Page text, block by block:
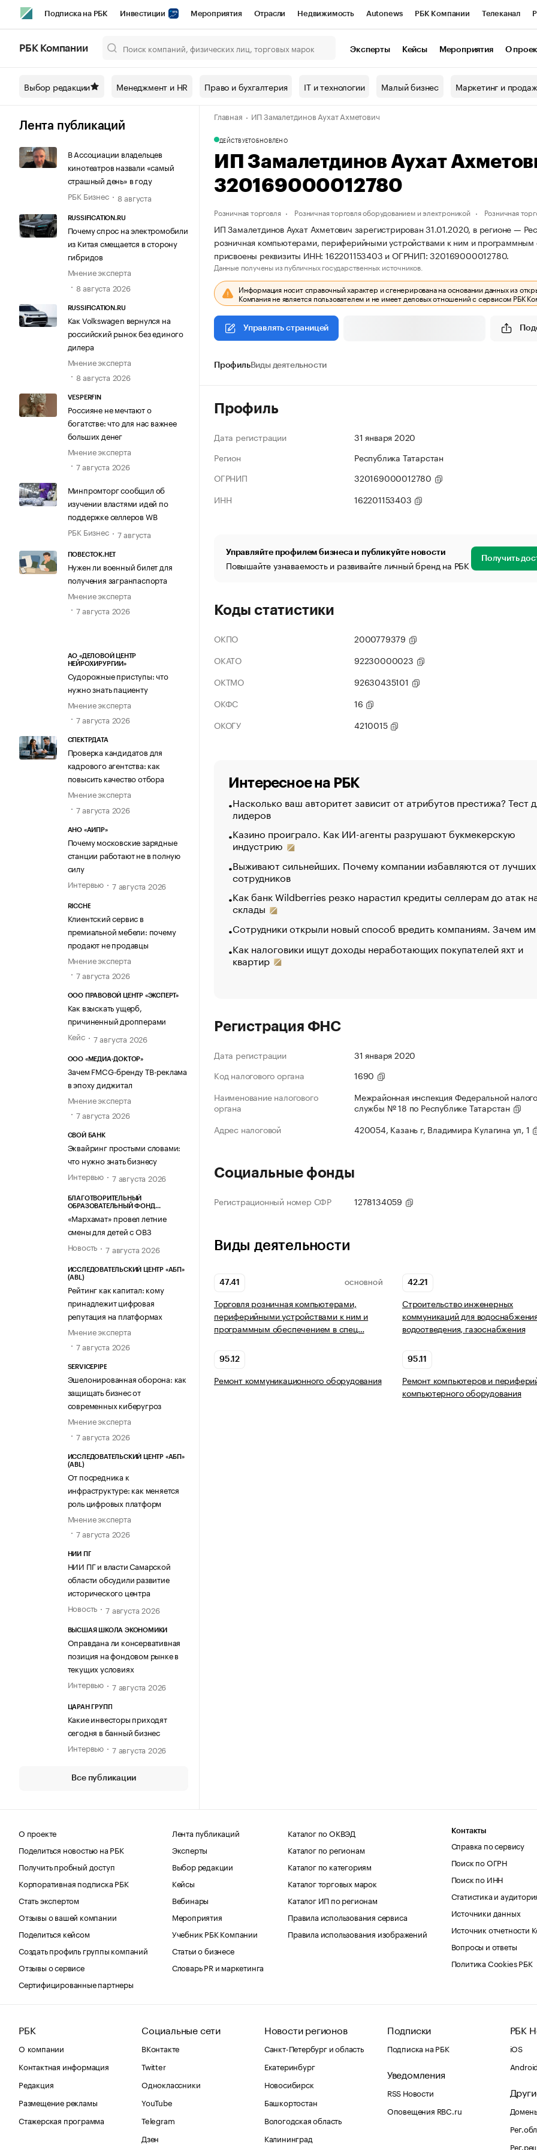
Подписка на РБК Инвестиции Мероприятия Отрасли Недвижимость Autonews РБК Компании Телеканал
Спецпроекты СПб Конференции СПб Спецпроекты Проверка контрагентов
Технологии и медиа Рынок наличной валюты
РБК Компании Эксперты Кейсы Мероприятия О
Выбор редакции Менеджмент и HR Право и бухгалтерия IT и технологии Малый бизнес Маркетинг и
Лента публикаций
В Ассоциации владельцев
кинотеатров назвали «самый
страшный день» в году
РБК Бизнес
8 августа
RUSSIFICATION.RU
Почему спрос на электромобили
из Китая смещается в сторону
гибридов
Мнение эксперта
8 августа 2026
RUSSIFICATION.RU
Как Volkswagen вернулся на
российский рынок без единого
дилера
Мнение эксперта
8 августа 2026
VESPERFIN
Россияне не мечтают о
богатстве: что для нас важнее
больших денег
Мнение эксперта
7 августа 2026
Минпромторг сообщил об
изучении властями идей по
поддержке селлеров WB
РБК Бизнес
7 августа
ПОВЕСТОК.НЕТ
Нужен ли военный билет для
получения загранпаспорта
Мнение эксперта
7 августа 2026
АО «ДЕЛОВОЙ ЦЕНТР
НЕЙРОХИРУРГИИ»
Судорожные приступы: что
нужно знать пациенту
Мнение эксперта
7 августа 2026
СПЕКТРДАТА
Проверка кандидатов для
кадрового агентства: как
повысить качество отбора
Мнение эксперта
7 августа 2026
АНО «АИПР»
Почему московские зарядные
станции работают не в полную
силу
Интервью
7 августа 2026
RICCHE
Клиентский сервис в
премиальной мебели: почему
продают не продавцы
Мнение эксперта
7 августа 2026
ООО ПРАВОВОЙ ЦЕНТР «ЭКСПЕРТ»
Как взыскать ущерб,
причиненный дропперами
Кейс
7 августа 2026
ООО «МЕДИА-ДОКТОР»
Зачем FMCG-бренду ТВ-реклама
в эпоху диджитал
Мнение эксперта
7 августа 2026
СВОЙ БАНК
Эквайринг простыми словами:
что нужно знать бизнесу
Интервью
7 августа 2026
БЛАГОТВОРИТЕЛЬНЫЙ
ОБРАЗОВАТЕЛЬНЫЙ ФОНД
«Мархамат» провел летние
смены для детей с ОВЗ
Новость
7 августа 2026
ИССЛЕДОВАТЕЛЬСКИЙ ЦЕНТР «АБП»
(ABL)
Рейтинг как капитал: кому
принадлежит цифровая
репутация на платформах
Мнение эксперта
7 августа 2026
SERVICEPIPE
Эшелонированная оборона: как
защищать бизнес от
современных киберугроз
Мнение эксперта
7 августа 2026
ИССЛЕДОВАТЕЛЬСКИЙ ЦЕНТР «АБП»
(ABL)
От посредника к
инфраструктуре: как меняется
роль цифровых платформ
Мнение эксперта
7 августа 2026
НИИ ПГ
НИИ ПГ и власти Самарской
области обсудили развитие
исторического центра
Новость
7 августа 2026
ВЫСШАЯ ШКОЛА ЭКОНОМИКИ
Оправдана ли консервативная
позиция на фондовом рынке в
текущих условиях
Интервью
7 августа 2026
ЦАРАН ГРУПП
Какие инвесторы приходят
сегодня в банный бизнес
Интервью
7 августа 2026
Все публикации
Главная ИП Замалетдинов Аухат Ахметович
ДЕЙСТВУЕТОБНОВЛЕНО
ИП Замалетдинов Аухат
320169000012780
Розничная торговля Розничная торговля оборудованием и электроникой Розничная
ИП Замалетдинов Аухат Ахметович зарегистрирован 31.01.2020, в регионе —
розничная компьютерами, периферийными устройствами к ним и
присвоены реквизиты ИНН: 162201153403 и ОГРНИП: 320169000012780.
Данные получены из публичных государственных источников.
Информация носит справочный характер и сгенерирована на основании данных из
Компания не является пользователем и не имеет деловых отношений с сервисом РБК
Управлять страницей
ПрофильВиды деятельности
Профиль
Дата регистрации
31 января 2020
Регион
Республика Татарстан
ОГРНИП
320169000012780
ИНН
162201153403
Управляйте профилем бизнеса и публикуйте новости
Повышайте узнаваемость и развивайте личный бренд на РБК Получить
Коды статистики
ОКПО
2000779379
ОКАТО
92230000023
ОКТМО
92630435101
ОКФС
16
ОКОГУ
4210015
Интересное на РБК
Насколько ваш авторитет зависит от атрибутов престижа? Тест
лидеров
Казино проиграло. Как ИИ-агенты разрушают букмекерскую
индустрию
Выживают сильнейших. Почему компании избавляются от лучших
сотрудников
Как банк Wildberries резко нарастил кредиты селлерам до атак
склады
Сотрудники открыли новый способ вредить компаниям. Зачем
Как налоговики ищут доходы неработающих покупателей яхт и
квартир
Регистрация ФНС
Дата регистрации
31 января 2020
Код налогового органа
1690
Наименование налогового
органа
Межрайонная инспекция Федеральной
службы № 18 по Республике Татарстан
Адрес налоговой
420054, Казань г, Владимира Кулагина ул, 1
Социальные фонды
Регистрационный номер СФР 1278134059
Виды деятельности
47.41 ОСНОВНОЙ
Торговля розничная компьютерами,
периферийными устройствами к ним и
программным обеспечением в спец…
42.21
Строительство инженерных
коммуникаций для
водоотведения, газоснабжения
95.12
Ремонт коммуникационного оборудования
95.11
Ремонт компьютеров и
компьютерного оборудования
О проекте
Поделиться новостью на РБК
Получить пробный доступ
Корпоративная подписка РБК
Стать экспертом
Отзывы о вашей компании
Поделиться кейсом
Создать профиль группы компаний
Отзывы о сервисе
Сертифицированные партнеры
Лента публикаций
Эксперты
Выбор редакции
Кейсы
Вебинары
Мероприятия
Учебник РБК Компании
Статьи о бизнесе
Словарь PR и маркетинга
Каталог по ОКВЭД
Каталог по регионам
Каталог по категориям
Каталог торговых марок
Каталог ИП по регионам
Правила использования сервиса
Правила использования изображений
Контакты
Справка по сервису
Поиск по ОГРН
Поиск по ИНН
Статистика и
Источники данных
Источник отчетности
Вопросы и ответы
Политика Cookies РБК
РБК
О компании
Контактная информация
Редакция
Размещение рекламы
Стажерская программа
Социальные сети
ВКонтакте
Twitter
Одноклассники
YouTube
Telegram
Дзен
Новости регионов
Санкт-Петербург и область
Екатеринбург
Новосибирск
Башкортостан
Вологодская область
Калининград
Подписки
Подписка на РБК
Уведомления
RSS Новости
Оповещения RBC.ru
РБК
iOS